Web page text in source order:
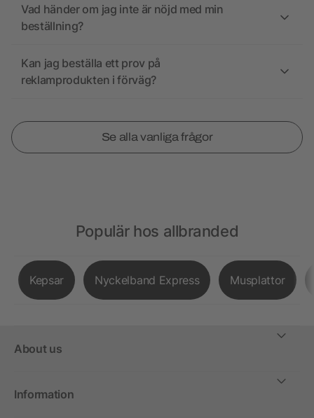
Vad händer om jag inte är nöjd med min
beställning?
Kan jag beställa ett prov på
reklamprodukten i förväg?
Se alla vanliga frågor
Populär hos allbranded
Kepsar Nyckelband Express Musplattor
About us
Information